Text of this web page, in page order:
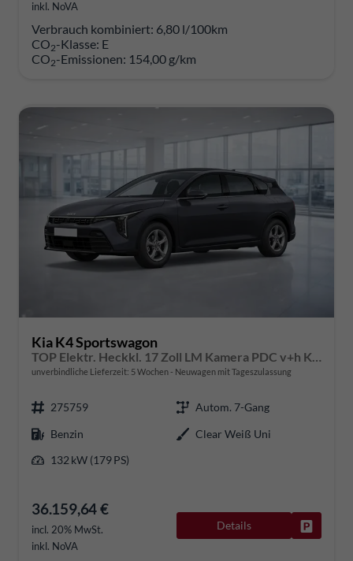
inkl. NoVA
Verbrauch kombiniert: 6,80 l/100km
CO2-Klasse: E
CO2-Emissionen: 154,00 g/km
Kia K4 Sportswagon
unverbindliche Lieferzeit: 5 Wochen Neuwagen mit Tageszulassung
275759
Autom. 7-Gang
Benzin
Clear Weiß Uni
132 kW (179 PS)
36.159,64 €
incl. 20% MwSt.
inkl. NoVA
Details